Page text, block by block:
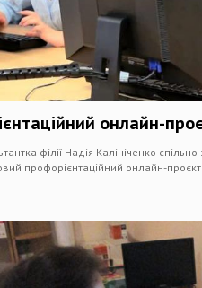
онлайн-
філії Надія Калініченко
профорієнтаційний онлайн-